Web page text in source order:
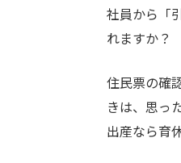
社員から「
れますか？
住民票の確認
きは、思っ
出産なら育